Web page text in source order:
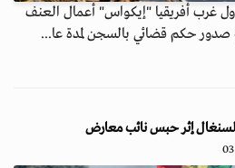
غرب أفريقيا "إيكواس" أعمال العنف
حكم قضائي بالسجن لمدة عا...